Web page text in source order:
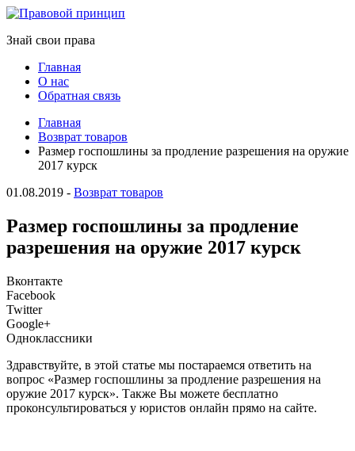
Знай свои права
Главная
О нас
Обратная связь
Главная
Возврат товаров
Размер госпошлины за продление разрешения на оружие
2017 курск
01.08.2019 - Возврат товаров
Размер госпошлины за продление
разрешения на оружие 2017 курск
Вконтакте
Facebook
Twitter
Google+
Одноклассники
Здравствуйте, в этой статье мы постараемся ответить на
вопрос «Размер госпошлины за продление разрешения на
оружие 2017 курск». Также Вы можете бесплатно
проконсультироваться у юристов онлайн прямо на сайте.